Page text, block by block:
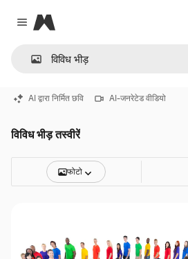
Close menu
Magnific
AI द्वारा निर्मित छवि AI-जनरेटेड वीडियो
विविध भीड़ तस्वीरें
फोटो